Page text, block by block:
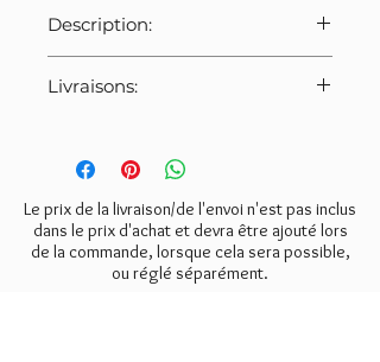
Description:
émaillée.
Dimensions hauteur 8,5cm,
Livraisons:
Merci de bien veiller à
sélectionner le tarif indiqué ci-
dessous lors de la commande.
- Mondial Relay:6€
- Colissimo:8€
- Retrait gratuit à l'atelier
Le prix de la livraison/de l'envoi n'est pas inclus
dans le prix d'achat et devra être ajouté lors
de la commande, lorsque cela sera possible,
ou réglé séparément.